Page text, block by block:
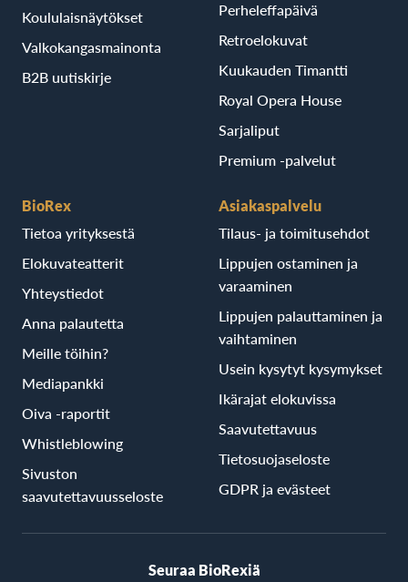
Koululaisnäytökset
Valkokangasmainonta
B2B uutiskirje
Perheleffapäivä
Retroelokuvat
Kuukauden Timantti
Royal Opera House
Sarjaliput
Premium -palvelut
BioRex
Tietoa yrityksestä
Elokuvateatterit
Yhteystiedot
Anna palautetta
Meille töihin?
Mediapankki
Oiva -raportit
Whistleblowing
Sivuston
saavutettavuusseloste
Asiakaspalvelu
Tilaus- ja toimitusehdot
Lippujen ostaminen ja
varaaminen
Lippujen palauttaminen ja
vaihtaminen
Usein kysytyt kysymykset
Ikärajat elokuvissa
Saavutettavuus
Tietosuojaseloste
GDPR ja evästeet
Seuraa BioRexiä